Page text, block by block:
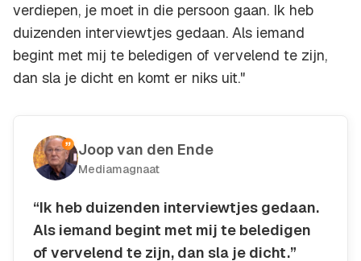
verdiepen, je moet in die persoon gaan. Ik heb
duizenden interviewtjes gedaan. Als iemand
begint met mij te beledigen of vervelend te zijn,
dan sla je dicht en komt er niks uit."
Joop van den Ende
Mediamagnaat
“Ik heb duizenden interviewtjes gedaan.
Als iemand begint met mij te beledigen
of vervelend te zijn, dan sla je dicht.”
Kopieer quote